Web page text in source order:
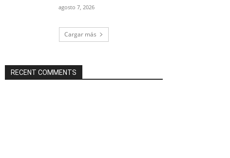
agosto 7, 2026
Cargar más
RECENT COMMENTS